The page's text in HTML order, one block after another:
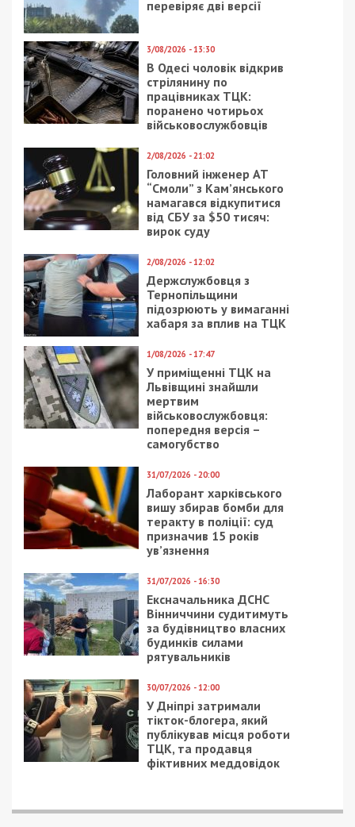
Офіційні підозри
Наразі в межах кримінального провадження
правоохоронці оголосили про підозру двом
ключовим фігурантам:
Колишньому заступнику командира військової
частини — за ч. 5 ст. 27, ч. 4 ст. 410
(пособництво у викраденні військового майна в
умовах воєнного стану), ч. 4 ст. 368
(одержання неправомірної вигоди в особливо
великому розмірі) та ст. 366-3 (умисне
недекларування майна) КК України.
Організатору корупційної схеми — за ч. 3 ст.
369 (надання неправомірної вигоди службовій
особі) КК України.
Найтяжча з інкримінованих статей передбачає
покарання у вигляді позбавлення волі на строк
від 10 до 15 років. Досудове розслідування
триває. Детективи НАБУ та прокурори САП
працюють над встановленням інших осіб, які
могли бути залучені до розкрадання оборонного
бюджету.
Нагадаємо, раніше ми повідомляли про те, що
НАБУ викрило схему на закупівлі дронів для
ДПСУ.
Facebook
Telegram
Twitter
WhatsApp
ViberEmail
Категории:Головне за день,Суспільство
Метки:військові ,розкрадання,
Рекламні блоки дають нам змогу